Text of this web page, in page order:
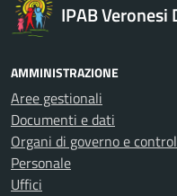
IPAB Veronesi
AMMINISTRAZIONE
Aree gestionali
Documenti e dati
Organi di governo e
Personale
Uffici